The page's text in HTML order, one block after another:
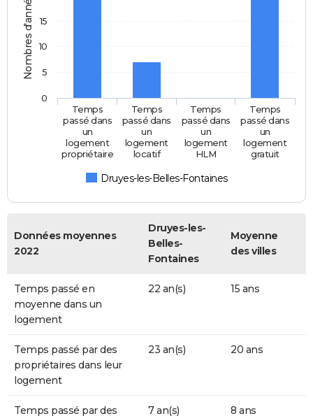
Nombres d'années
Druyes-les-Belles-Fontaines
Temps
passé dans
un
logement
propriétaire
Temps
passé dans
un
logement
locatif
Temps
passé dans
un
logement
HLM
Temps
passé dans
un
logement
gratuit
0
5
10
15
Données moyennes
2022
Druyes-les-
Belles-
Fontaines
Moyenne
des villes
Temps passé en
moyenne dans un
logement
22 an(s) 15 ans
Temps passé par des
propriétaires dans leur
logement
23 an(s) 20 ans
Temps passé par des
7 an(s) 8 ans